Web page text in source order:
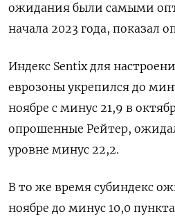
ожидания были самыми
начала 2023 года, показал
Индекс Sentix для
еврозоны укрепился до
ноябре с минус 21,9 в
опрошенные Рейтер,
уровне минус 22,2.
В то же время субиндекс
ноябре до минус 10,0